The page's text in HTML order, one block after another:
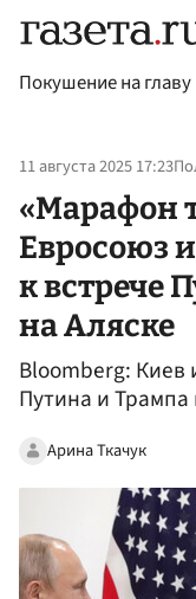
Покушение на
11 августа 2025 17:23
«Марафон
Евросоюз
к встрече
на Аляске
Bloomberg: Киев
Путина и Трампа
Арина Ткачук